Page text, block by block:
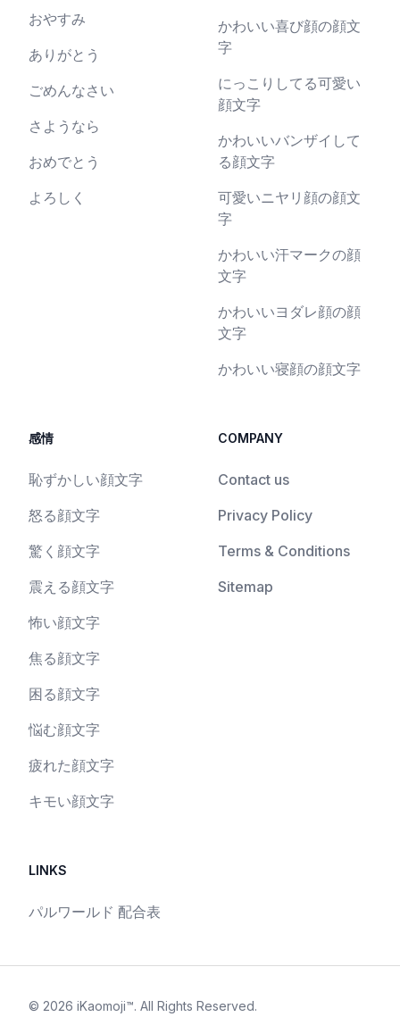
おやすみ
ありがとう
ごめんなさい
さようなら
おめでとう
よろしく
かわいい喜び顔の顔文
字
にっこりしてる可愛い
顔文字
かわいいバンザイして
る顔文字
可愛いニヤリ顔の顔文
字
かわいい汗マークの顔
文字
かわいいヨダレ顔の顔
文字
かわいい寝顔の顔文字
感情
恥ずかしい顔文字
怒る顔文字
驚く顔文字
震える顔文字
怖い顔文字
焦る顔文字
困る顔文字
悩む顔文字
疲れた顔文字
キモい顔文字
COMPANY
Contact us
Privacy Policy
Terms & Conditions
Sitemap
LINKS
パルワールド 配合表
© 2026 iKaomoji™. All Rights Reserved.